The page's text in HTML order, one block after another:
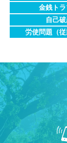
金銭ト
自己
労使問題 （